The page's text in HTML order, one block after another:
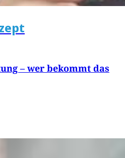
– wer bekommt das